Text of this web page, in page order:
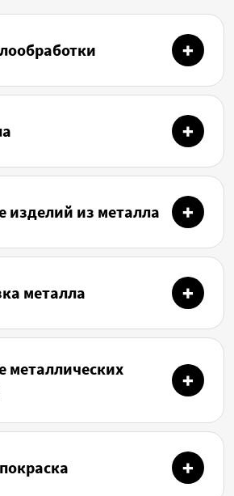
изделий из металла
металла
металлических